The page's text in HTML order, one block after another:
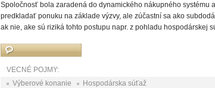
Spoločnosť bola zaradená do dynamického nákupného systému
predkladať ponuku na základe výzvy, ale zúčastní sa ako
ak nie, ake sú riziká tohto postupu napr. z pohladu hospodárskej
VECNÉ POJMY:
Výberové konanie
Hospodárska súťaž